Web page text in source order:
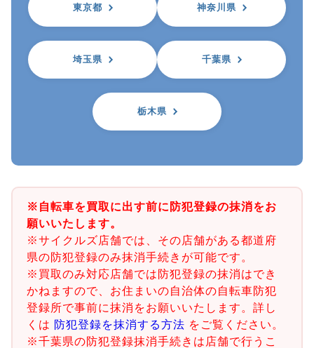
東京都 神奈川県
埼玉県 千葉県
栃木県
※自転車を買取に出す前に防犯登録の抹消をお
願いいたします。
※サイクルズ店舗では、その店舗がある都道府
県の防犯登録のみ抹消手続きが可能です。
※買取のみ対応店舗では防犯登録の抹消はでき
かねますので、お住まいの自治体の自転車防犯
登録所で事前に抹消をお願いいたします。詳し
くは 防犯登録を抹消する方法 をご覧ください。
※千葉県の防犯登録抹消手続きは店舗で行うこ